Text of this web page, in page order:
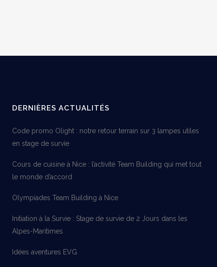
DERNIÈRES ACTUALITÉS
Code promo Olight : notre retour terrain sur 3 lampes utiles
en stage de survie
Cours de cuisine à Nice : l’activité Team Building qui met tout
le monde d’accord
Olympiades Team Building à Nice
Initiation à la Survie : Stage de survie de 2 Jours dans les
Alpes-Maritimes
Idées aventures EVG